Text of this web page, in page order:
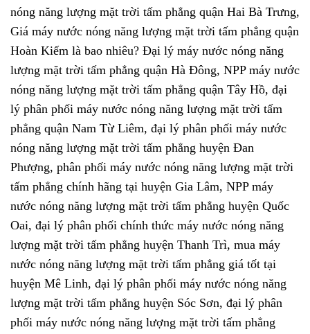
nóng năng lượng mặt trời tấm phẳng quận Hai Bà Trưng,
Giá máy nước nóng năng lượng mặt trời tấm phẳng quận
Hoàn Kiếm là bao nhiêu? Đại lý máy nước nóng năng
lượng mặt trời tấm phẳng quận Hà Đông, NPP máy nước
nóng năng lượng mặt trời tấm phẳng quận Tây Hồ, đại
lý phân phối máy nước nóng năng lượng mặt trời tấm
phẳng quận Nam Từ Liêm, đại lý phân phối máy nước
nóng năng lượng mặt trời tấm phẳng huyện Đan
Phượng, phân phối máy nước nóng năng lượng mặt trời
tấm phẳng chính hãng tại huyện Gia Lâm, NPP máy
nước nóng năng lượng mặt trời tấm phẳng huyện Quốc
Oai, đại lý phân phối chính thức máy nước nóng năng
lượng mặt trời tấm phẳng huyện Thanh Trì, mua máy
nước nóng năng lượng mặt trời tấm phẳng giá tốt tại
huyện Mê Linh, đại lý phân phối máy nước nóng năng
lượng mặt trời tấm phẳng huyện Sóc Sơn, đại lý phân
phối máy nước nóng năng lượng mặt trời tấm phẳng